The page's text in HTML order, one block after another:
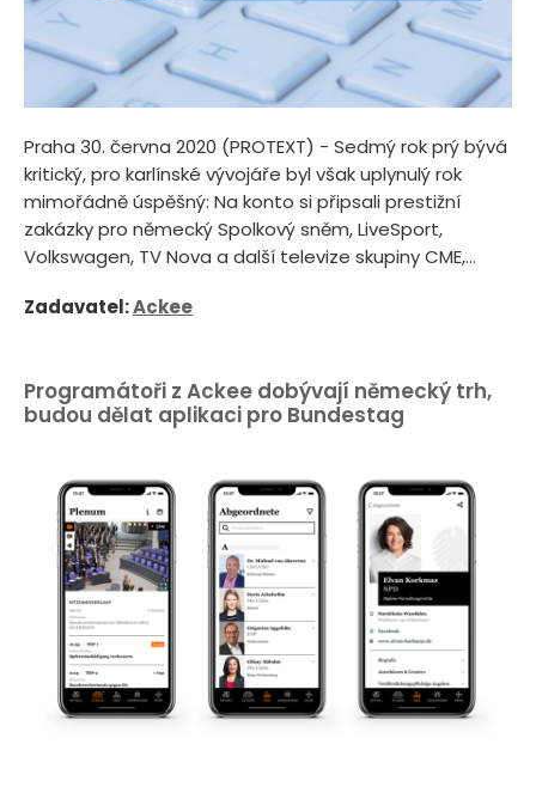
Praha 30. června 2020 (PROTEXT) - Sedmý rok prý bývá
kritický, pro karlínské vývojáře byl však uplynulý rok
mimořádně úspěšný: Na konto si připsali prestižní
zakázky pro německý Spolkový sněm, LiveSport,
Volkswagen, TV Nova a další televize skupiny CME,...
Zadavatel:Ackee
Programátoři z Ackee dobývají německý trh,
budou dělat aplikaci pro Bundestag